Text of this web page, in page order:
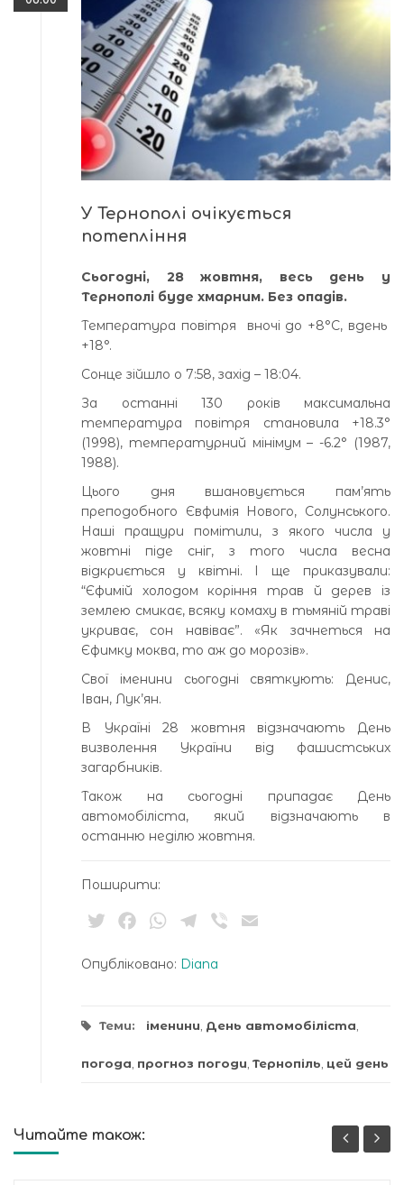
У Тернополі очікується
потепління
Сьогодні, 28 жовтня, весь день у
Тернополі буде хмарним. Без опадів.
Температура повітря вночі до +8°С, вдень
+18°.
Сонце зійшло о 7:58, захід – 18:04.
За останні 130 років максимальна
температура повітря становила +18.3°
(1998), температурний мінімум – -6.2° (1987,
1988).
Цього дня вшановується пам’ять
преподобного Євфимія Нового, Солунського.
Наші пращури помітили, з якого числа у
жовтні піде сніг, з того числа весна
відкриється у квітні. І ще приказували:
“Єфимій холодом коріння трав й дерев із
землею смикає, всяку комаху в тьмяній траві
укриває, сон навіває”. «Як зачнеться на
Єфимку моква, то аж до морозів».
Свої іменини сьогодні святкують: Денис,
Іван, Лук’ян.
В Україні 28 жовтня відзначають День
визволення України від фашистських
загарбників.
Також на сьогодні припадає День
автомобіліста, який відзначають в
останню неділю жовтня.
Поширити:
TwitterFacebookWhatsApp
Telegram
Viber
Опубліковано: Diana
Теми: іменини, День автомобіліста,
погода, прогноз погоди, Тернопіль, цей день
Читайте також: